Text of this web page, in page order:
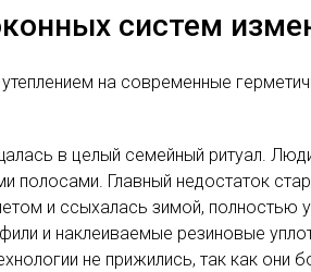
систем
на современные
в целый семейный ритуал.
полосами. Главный недостаток
и ссыхалась зимой, полностью
и наклеиваемые резиновые
не прижились, так как они